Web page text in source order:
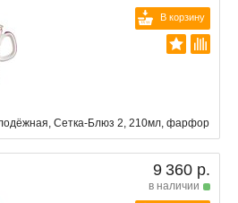
В корзину
Сетка-Блюз 2, 210мл, фарфор
9 360 р.
в наличии